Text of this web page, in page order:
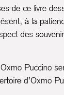
de ce livre
à la
des
Puccino
d’Oxmo